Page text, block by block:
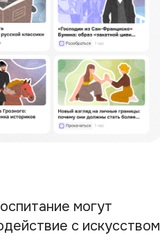
могут
с искусством